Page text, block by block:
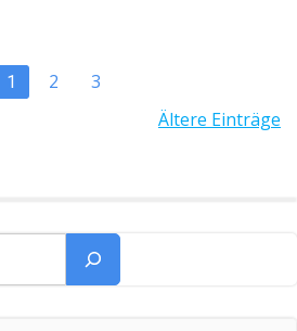
Page
1 Page
2 Page
3
Ältere Einträge